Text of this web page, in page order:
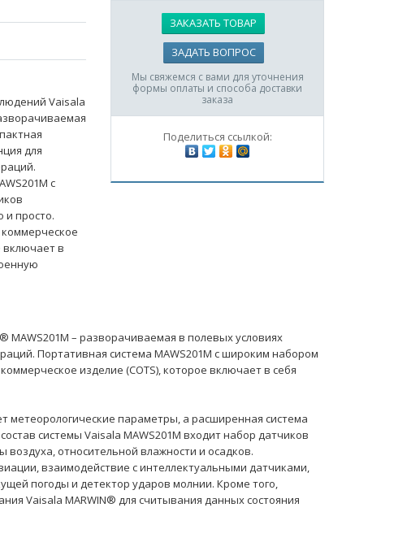
Vaisala
для
с
и просто.
коммерческое
включает в
ЗАКАЗАТЬ ТОВАР
ЗАДАТЬ ВОПРОС
Мы свяжемся с вами для уточнения
формы оплаты и способа доставки
заказа
Поделиться ссылкой:
MAWS201M – разворачиваемая в полевых условиях
Портативная система MAWS201M с широким набором
изделие (COTS), которое включает в себя
метеорологические параметры, а расширенная система
системы Vaisala MAWS201M входит набор датчиков
относительной влажности и осадков.
взаимодействие с интеллектуальными датчиками,
погоды и детектор ударов молнии. Кроме того,
Vaisala MARWIN® для считывания данных состояния